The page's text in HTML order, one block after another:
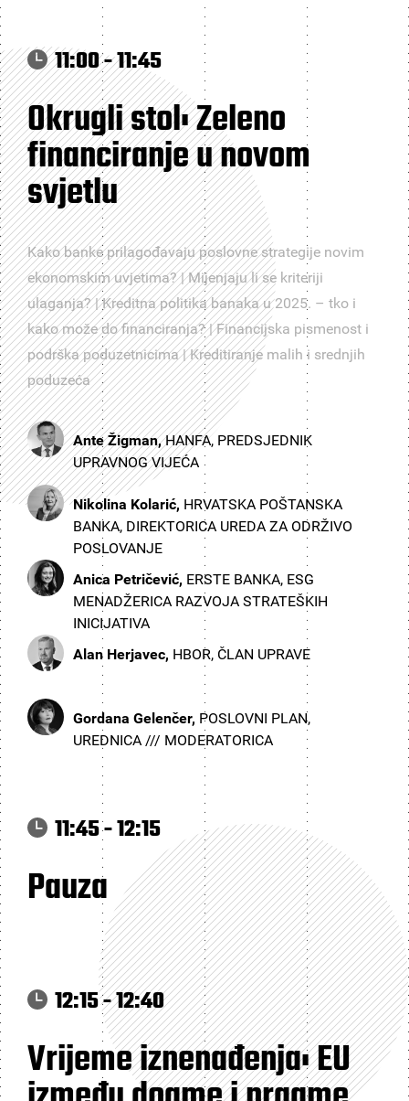
11:00 - 11:45
Okrugli stol: Zeleno
financiranje u novom
svjetlu
Kako banke prilagođavaju poslovne strategije novim
ekonomskim uvjetima? | Mijenjaju li se kriteriji
ulaganja? | Kreditna politika banaka u 2025. – tko i
kako može do financiranja? | Financijska pismenost i
podrška poduzetnicima | Kreditiranje malih i srednjih
poduzeća
Ante Žigman,HANFA, PREDSJEDNIK
UPRAVNOG VIJEĆA
Nikolina Kolarić, HRVATSKA POŠTANSKA
BANKA, DIREKTORICA UREDA ZA ODRŽIVO
POSLOVANJE
Anica Petričević, ERSTE BANKA, ESG
MENADŽERICA RAZVOJA STRATEŠKIH
INICIJATIVA
Alan Herjavec, HBOR, ČLAN UPRAVE
Gordana Gelenčer, POSLOVNI PLAN,
UREDNICA /// MODERATORICA
11:45 - 12:15
Pauza
12:15 - 12:40
Vrijeme iznenađenja: EU